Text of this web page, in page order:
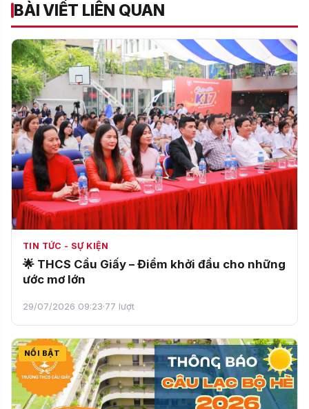
BÀI VIẾT LIÊN QUAN
TIN TỨC - SỰ KIỆN
🌟 THCS Cầu Giấy – Điểm khởi đầu cho những
ước mơ lớn
29/07/2026 09:23·77 lượt
NỔI BẬT